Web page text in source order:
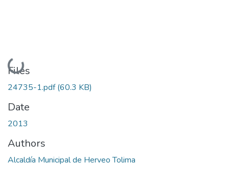
Loading...
Files
24735-1.pdf(60.3 KB)
Date
2013
Authors
Alcaldía Municipal de Herveo Tolima